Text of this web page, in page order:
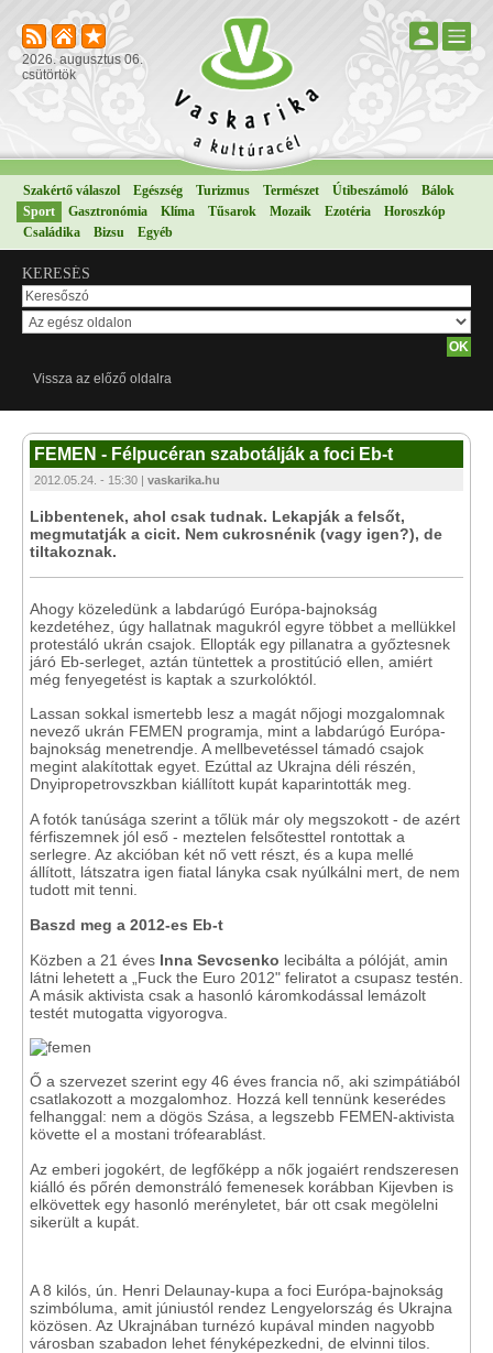
2026. augusztus 06.
csütörtök
Szakértő válaszol Egészség Turizmus Természet Útibeszámoló
Bálok
Sport
Gasztronómia Klíma Tűsarok Mozaik Ezotéria
Horoszkóp
Családika
Bizsu Egyéb
KERESÉS
Vissza az előző oldalra
FEMEN - Félpucéran szabotálják a foci Eb-t
2012.05.24. - 15:30 | vaskarika.hu
Libbentenek, ahol csak tudnak. Lekapják a felsőt,
megmutatják a cicit. Nem cukrosnénik (vagy igen?), de
tiltakoznak.
Ahogy közeledünk a labdarúgó Európa-bajnokság
kezdetéhez, úgy hallatnak magukról egyre többet a mellükkel
protestáló ukrán csajok. Ellopták egy pillanatra a győztesnek
járó Eb-serleget, aztán tüntettek a prostitúció ellen, amiért
még fenyegetést is kaptak a szurkolóktól.
Lassan sokkal ismertebb lesz a magát nőjogi mozgalomnak
nevező ukrán FEMEN programja, mint a labdarúgó Európa-
bajnokság menetrendje. A mellbevetéssel támadó csajok
megint alakítottak egyet. Ezúttal az Ukrajna déli részén,
Dnyipropetrovszkban kiállított kupát kaparintották meg.
A fotók tanúsága szerint a tőlük már oly megszokott - de azért
férfiszemnek jól eső - meztelen felsőtesttel rontottak a
serlegre. Az akcióban két nő vett részt, és a kupa mellé
állított, látszatra igen fiatal lányka csak nyúlkálni mert, de nem
tudott mit tenni.
Baszd meg a 2012-es Eb-t
Közben a 21 éves Inna Sevcsenko lecibálta a pólóját, amin
látni lehetett a „Fuck the Euro 2012" feliratot a csupasz testén.
A másik aktivista csak a hasonló káromkodással lemázolt
testét mutogatta vigyorogva.
Ő a szervezet szerint egy 46 éves francia nő, aki szimpátiából
csatlakozott a mozgalomhoz. Hozzá kell tennünk keserédes
felhanggal: nem a dögös Szása, a legszebb FEMEN-aktivista
követte el a mostani trófearablást.
Az emberi jogokért, de legfőképp a nők jogaiért rendszeresen
kiálló és pőrén demonstráló femenesek korábban Kijevben is
elkövettek egy hasonló merényletet, bár ott csak megölelni
sikerült a kupát.
A 8 kilós, ún. Henri Delaunay-kupa a foci Európa-bajnokság
szimbóluma, amit júniustól rendez Lengyelország és Ukrajna
közösen. Az Ukrajnában turnézó kupával minden nagyobb
városban szabadon lehet fényképezkedni, de elvinni tilos.